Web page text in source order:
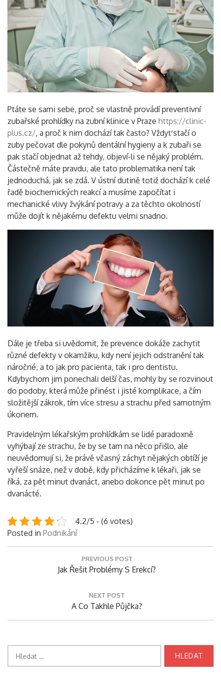
Vyhledávání
Ptáte se sami sebe, proč se vlastně provádí preventivní
zubařské prohlídky na zubní klinice v Praze https://clinic-
plus.cz/, a proč k nim dochází tak často? Vždyť stačí o
zuby pečovat dle pokynů dentální hygieny a k zubaři se
pak stačí objednat až tehdy, objeví-li se nějaký problém.
Částečně máte pravdu, ale tato problematika není tak
jednoduchá, jak se zdá. V ústní dutině totiž dochází k celé
řadě biochemických reakcí a musíme započítat i
mechanické vlivy žvýkání potravy a za těchto okolností
může dojít k nějakému defektu velmi snadno.
Dále je třeba si uvědomit, že prevence dokáže zachytit
různé defekty v okamžiku, kdy není jejich odstranění tak
náročné, a to jak pro pacienta, tak i pro dentistu.
Kdybychom jim ponechali delší čas, mohly by se rozvinout
do podoby, která může přinést i jisté komplikace, a čím
složitější zákrok, tím více stresu a strachu před samotným
úkonem.
Pravidelným lékařským prohlídkám se lidé paradoxně
vyhýbají ze strachu, že by se tam na něco přišlo, ale
neuvědomují si, že právě včasný záchyt nějakých obtíží je
vyřeší snáze, než v době, kdy přicházíme k lékaři, jak se
říká, za pět minut dvanáct, anebo dokonce pět minut po
dvanácté.
4.2/5 - (6 votes)
Posted in Podnikání
PREVIOUS POST
Previous
Jak Řešit Problémy S Erekcí?
NEXT POST
Next
Post:
A Co Takhle Půjčka?